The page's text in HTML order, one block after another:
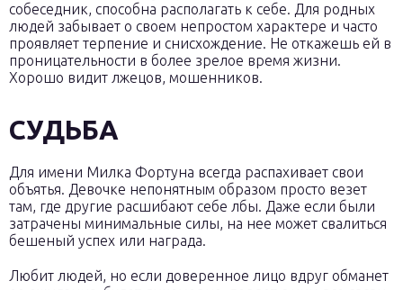
собеседник, способна располагать к себе. Для родных
людей забывает о своем непростом характере и часто
проявляет терпение и снисхождение. Не откажешь ей в
проницательности в более зрелое время жизни.
Хорошо видит лжецов, мошенников.
СУДЬБА
Для имени Милка Фортуна всегда распахивает свои
объятья. Девочке непонятным образом просто везет
там, где другие расшибают себе лбы. Даже если были
затрачены минимальные силы, на нее может свалиться
бешеный успех или награда.
Любит людей, но если доверенное лицо вдруг обманет